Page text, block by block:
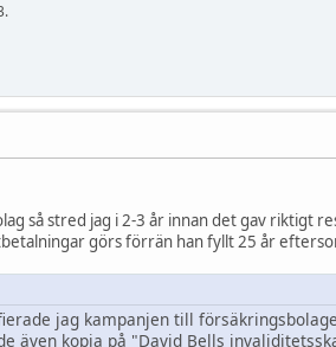
så stred jag i 2-3 år innan det gav riktigt
görs förrän han fyllt 25 år
jag kampanjen till
även kopia på "David Bells